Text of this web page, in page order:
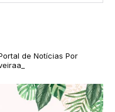
de Notícias Por